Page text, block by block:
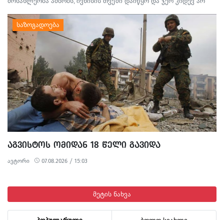
მტვერი, მოუწესრიგებელი სანიაღვრე არხები ადგილობრივების
ყოველდღიურ ცხოვრებასა და ტურისტულ სეზონს პრობლემებს
უქმნის.
ᲐᲒᲕᲘᲡᲢᲝᲡ ᲝᲛᲘᲓᲐᲜ 18 ᲬᲔᲚᲘ ᲒᲐᲕᲘᲓᲐ
ავტორი 07.08.2026 / 15:03
მეტის ნახვა